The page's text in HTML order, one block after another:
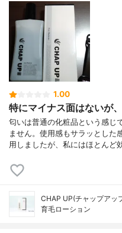
1.00
特にマイナス面はないが
匂いは普通の化粧品という感じ
ません。使用感もサラッとした
用しましたが、私にはほとんど
CHAP UP(チャップアッ
育毛ローション